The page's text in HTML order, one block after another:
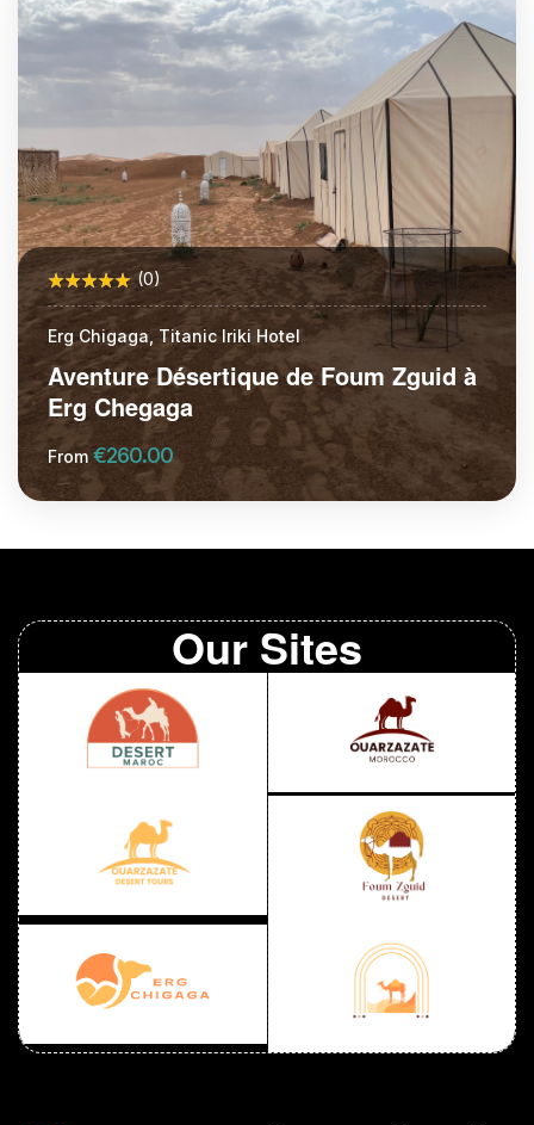
(0)
Erg Chigaga, Titanic Iriki Hotel
Aventure Désertique de Foum Zguid à
Erg Chegaga
From €260.00
Our Sites